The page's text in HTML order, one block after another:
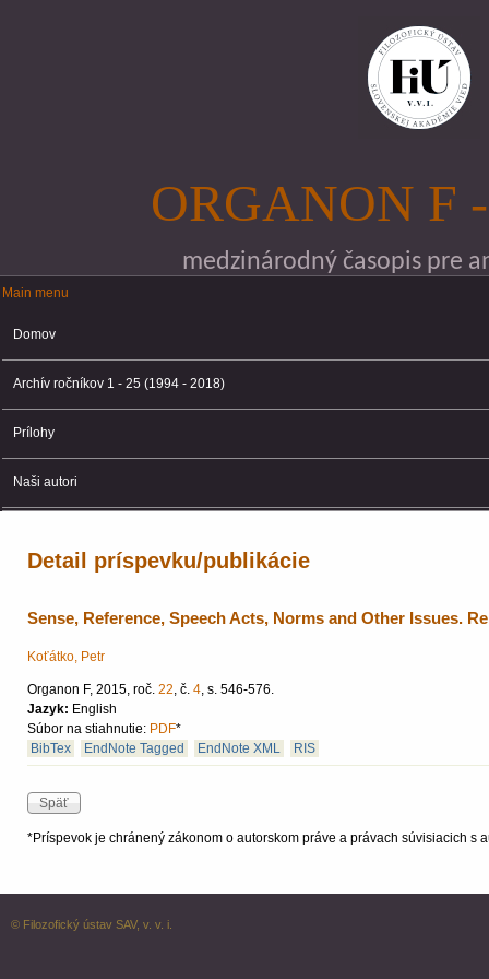
ORGANON F
medzinárodný časopis pre
Main menu
Main menu
Domov
Archív ročníkov 1 - 25 (1994 - 2018)
Prílohy
Naši autori
Detail príspevku/publikácie
Sense, Reference, Speech Acts, Norms and Other Issues.
Koťátko, Petr
Organon F, 2015, roč. 22, č. 4, s. 546-576.
Jazyk: English
Súbor na stiahnutie: PDF*
BibTex
EndNote Tagged EndNote XML RIS
*Príspevok je chránený zákonom o autorskom práve a právach súvisiacich s
© Filozofický ústav SAV, v. v. i.